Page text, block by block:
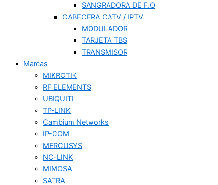
SANGRADORA DE F.O
CABECERA CATV / IPTV
MODULADOR
TARJETA TBS
TRANSMISOR
Marcas
MIKROTIK
RF ELEMENTS
UBIQUITI
TP-LINK
Cambium Networks
IP-COM
MERCUSYS
NC-LINK
MIMOSA
SATRA